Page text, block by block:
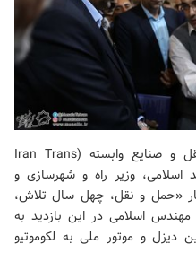
و صنایع وابسته (Iran Trans
اسلامی، وزیر راه و شهرسازی و
«حمل و نقل، چهل سال تلاش،
اسلامی در این بازدید به
دیزل و موتور ملی به لکوموتیو